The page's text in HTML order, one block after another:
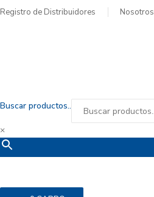
Registro de Distribuidores Nosotros
Buscar productos..
×